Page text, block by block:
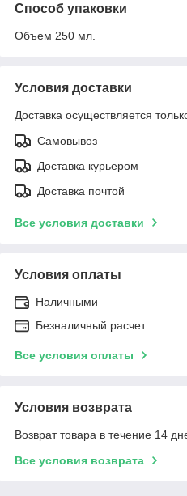
Способ упаковки
Объем 250 мл.
Условия доставки
Доставка осуществляется
Самовывоз
Доставка курьером
Доставка почтой
Все условия доставки
Условия оплаты
Наличными
Безналичный расчет
Все условия оплаты
Условия возврата
Возврат товара в течение 14
Все условия возврата